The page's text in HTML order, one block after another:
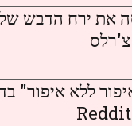
את ירח הדבש
צ'רלס
ללא איפור"